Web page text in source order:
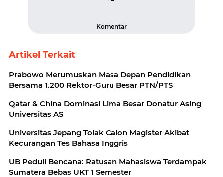
Komentar
Artikel Terkait
Prabowo Merumuskan Masa Depan Pendidikan
Bersama 1.200 Rektor-Guru Besar PTN/PTS
Qatar & China Dominasi Lima Besar Donatur Asing
Universitas AS
Universitas Jepang Tolak Calon Magister Akibat
Kecurangan Tes Bahasa Inggris
UB Peduli Bencana: Ratusan Mahasiswa Terdampak
Sumatera Bebas UKT 1 Semester